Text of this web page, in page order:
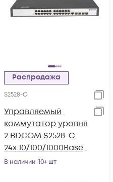
Распродажа
S2528-C
Управляемый
коммутатор уровня
2 BDCOM S2528-C,
24x 10/100/1000Base-
T, 4x combo 1G
В наличии: 10+ шт